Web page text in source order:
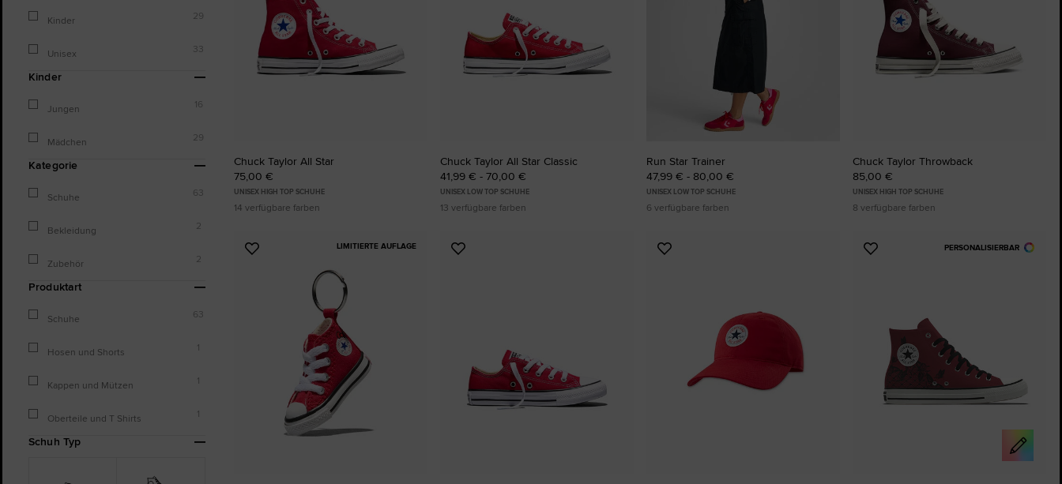
RUN STAR CRUSH
Auffälliger. Mutiger. Mehr Du Selbst.
The Chuck Taylor All Star
Nur Ein Schuh. Bis Du Ihn Trägst.
Kinder 29
Unisex 33
Kinder
Jungen 16
Mädchen 29
Kategorie
Schuhe 63
Bekleidung 2
Zubehör 2
Produktart
Schuhe 63
Hosen und Shorts 1
Kappen und Mützen 1
Oberteile und T Shirts 1
Schuh Typ
Chuck Taylor All Star
75,00 €
UNISEX HIGH TOP SCHUHE
14 verfügbare farben
Chuck Taylor All Star Classic
41,99 € - 70,00 €
UNISEX LOW TOP SCHUHE
13 verfügbare farben
Run Star Trainer
47,99 € - 80,00 €
UNISEX LOW TOP SCHUHE
6 verfügbare farben
Chuck Taylor Throwback
85,00 €
UNISEX HIGH TOP SCHUHE
8 verfügbare farben
LIMITIERTE AUFLAGE
Zu
hinzufügen
Zu
Zu
PERSONALISIERBAR
Zu